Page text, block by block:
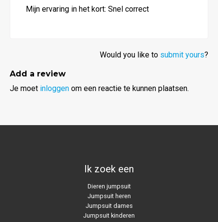
4uit 5
Mijn ervaring in het kort: Snel correct
Would you like to submit yours?
Add a review
Je moet inloggen om een reactie te kunnen plaatsen.
Ik zoek een
Dieren jumpsuit
Jumpsuit heren
Jumpsuit dames
Jumpsuit kinderen